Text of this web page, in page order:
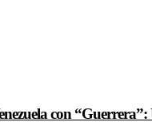
con